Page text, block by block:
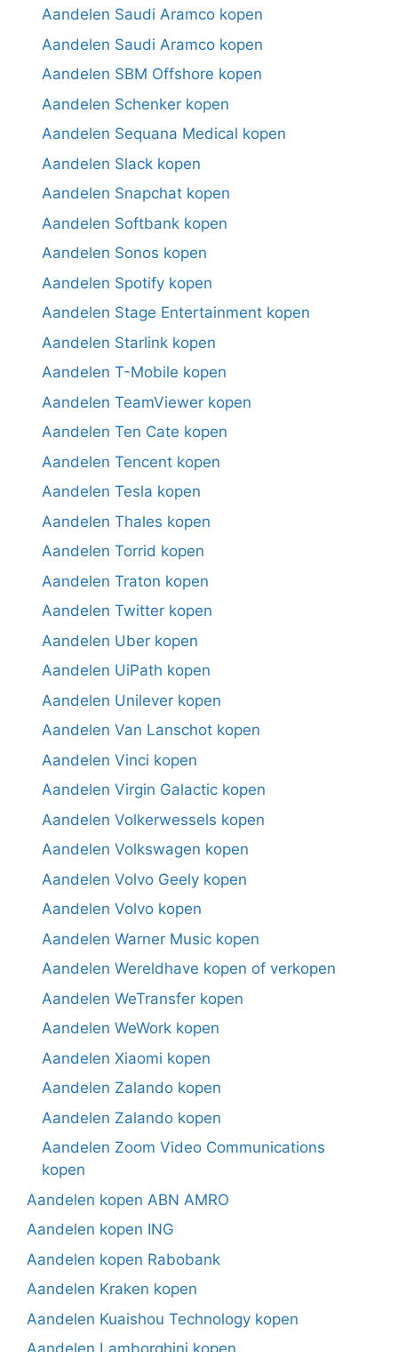
Aandelen Saudi Aramco kopen
Aandelen Saudi Aramco kopen
Aandelen SBM Offshore kopen
Aandelen Schenker kopen
Aandelen Sequana Medical kopen
Aandelen Slack kopen
Aandelen Snapchat kopen
Aandelen Softbank kopen
Aandelen Sonos kopen
Aandelen Spotify kopen
Aandelen Stage Entertainment kopen
Aandelen Starlink kopen
Aandelen T-Mobile kopen
Aandelen TeamViewer kopen
Aandelen Ten Cate kopen
Aandelen Tencent kopen
Aandelen Tesla kopen
Aandelen Thales kopen
Aandelen Torrid kopen
Aandelen Traton kopen
Aandelen Twitter kopen
Aandelen Uber kopen
Aandelen UiPath kopen
Aandelen Unilever kopen
Aandelen Van Lanschot kopen
Aandelen Vinci kopen
Aandelen Virgin Galactic kopen
Aandelen Volkerwessels kopen
Aandelen Volkswagen kopen
Aandelen Volvo Geely kopen
Aandelen Volvo kopen
Aandelen Warner Music kopen
Aandelen Wereldhave kopen of verkopen
Aandelen WeTransfer kopen
Aandelen WeWork kopen
Aandelen Xiaomi kopen
Aandelen Zalando kopen
Aandelen Zalando kopen
Aandelen Zoom Video Communications
kopen
Aandelen kopen ABN AMRO
Aandelen kopen ING
Aandelen kopen Rabobank
Aandelen Kraken kopen
Aandelen Kuaishou Technology kopen